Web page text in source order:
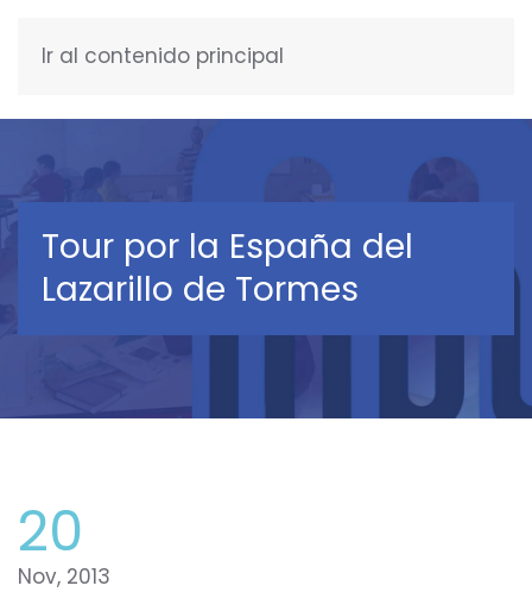
Ir al contenido principal
Tour por la España del
Lazarillo de Tormes
20
Nov, 2013